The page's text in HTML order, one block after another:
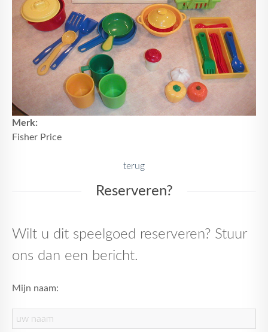
Merk:
Fisher Price
terug
Reserveren?
Wilt u dit speelgoed reserveren? Stuur
ons dan een bericht.
Mijn naam: